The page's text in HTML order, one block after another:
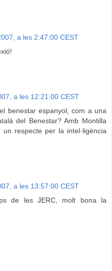
a les 2:47:00 CEST
a les 12:21:00 CEST
benestar espanyol, com a una
del Benestar? Amb Montilla
respecte per la intel·ligència
a les 13:57:00 CEST
de les JERC, molt bona la